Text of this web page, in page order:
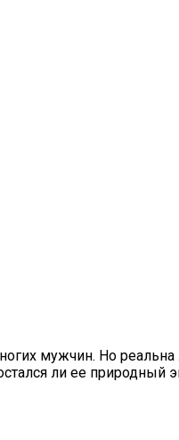
мужчин. Но реальна
ли ее природный